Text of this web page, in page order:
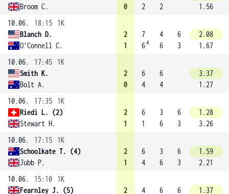
Broom C.
0
2
2
1.56
10.06.
18:15
1K
Blanch D.
O'Connell C.
2
1
7
64
4
6
6
3
2.08
1.67
10.06.
17:45
1K
Smith K.
Bolt A.
2
0
6
4
6
4
3.37
1.27
10.06.
17:35
1K
Riedi L. (2)
Stewart H.
2
1
6
1
3
6
6
3
1.28
3.26
10.06.
17:15
1K
Schoolkate T. (4)
Jubb P.
2
1
6
4
3
6
6
3
1.59
2.21
10.06.
15:10
1K
Fearnley J. (5)
2
4
6
6
1.37